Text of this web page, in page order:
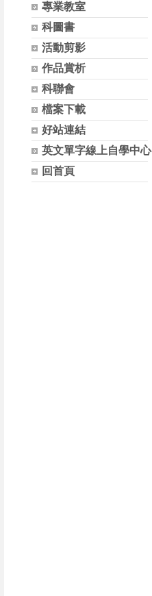
專業教室
科圖書
活動剪影
作品賞析
科聯會
檔案下載
好站連結
英文單字線上自學中心
回首頁